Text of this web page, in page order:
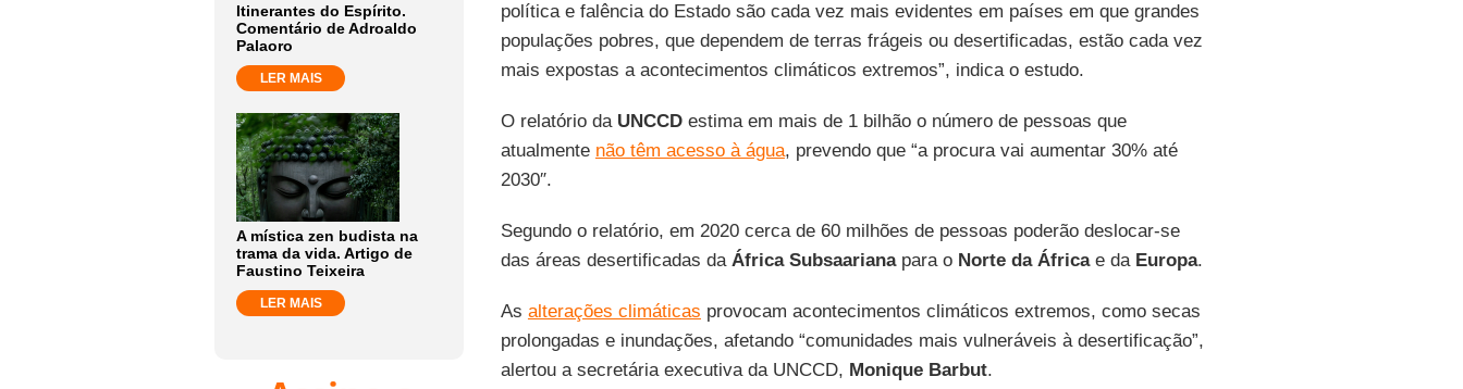
Itinerantes do Espírito.
Comentário de Adroaldo
Palaoro
LER MAIS
A mística zen budista na
trama da vida. Artigo de
Faustino Teixeira
LER MAIS
política e falência do Estado são cada vez mais evidentes em países em que grandes
populações pobres, que dependem de terras frágeis ou desertificadas, estão cada vez
mais expostas a acontecimentos climáticos extremos”, indica o estudo.
O relatório da UNCCDestima em mais de 1 bilhão o número de pessoas que
atualmente não têm acesso à água, prevendo que “a procura vai aumentar 30% até
2030″.
Segundo o relatório, em 2020 cerca de 60 milhões de pessoas poderão deslocar-se
das áreas desertificadas da África Subsaarianapara o Norte da Áfricae da Europa.
As alterações climáticas provocam acontecimentos climáticos extremos, como secas
prolongadas e inundações, afetando “comunidades mais vulneráveis à desertificação”,
alertou a secretária executiva da UNCCD, Monique Barbut.